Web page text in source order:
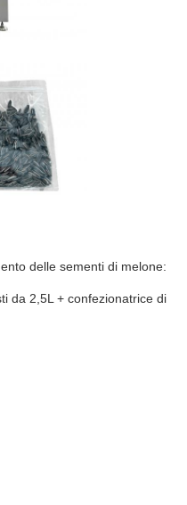
delle sementi di melone:
da 2,5L + confezionatrice di